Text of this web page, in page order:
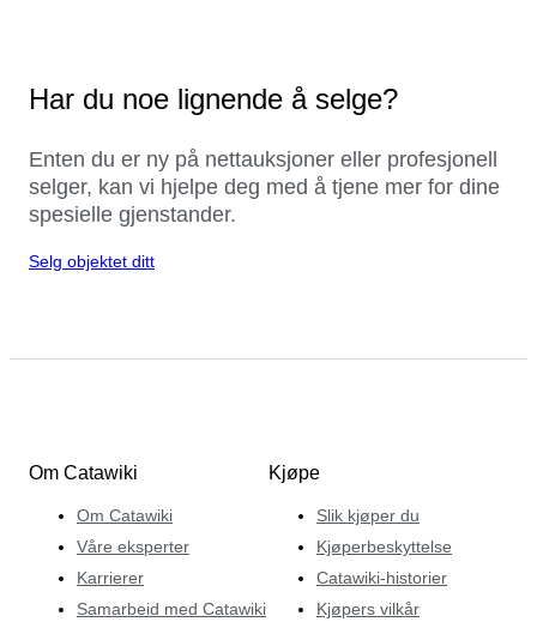
Har du noe lignende å selge?
Enten du er ny på nettauksjoner eller profesjonell
selger, kan vi hjelpe deg med å tjene mer for dine
spesielle gjenstander.
Selg objektet ditt
Om Catawiki
Om Catawiki
Våre eksperter
Karrierer
Samarbeid med Catawiki
Kjøpe
Slik kjøper du
Kjøperbeskyttelse
Catawiki-historier
Kjøpers vilkår